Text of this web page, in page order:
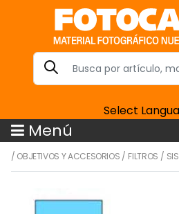
Select
Menú
/ OBJETIVOS Y ACCESORIOS / FILTROS /